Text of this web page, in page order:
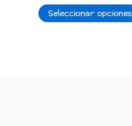
Seleccionar opciones